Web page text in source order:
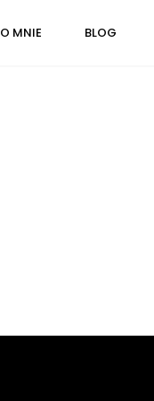
O MNIE BLOG